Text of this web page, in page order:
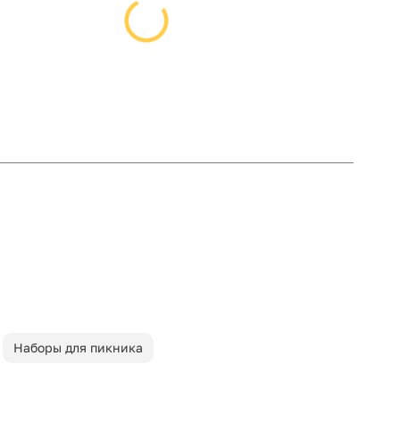
Наборы для пикника